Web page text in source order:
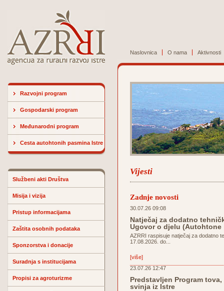
Naslovnica O nama Aktivnosti
Razvojni program
Gospodarski program
Međunarodni program
Cesta autohtonih pasmina Istre
Službeni akti Društva
Misija i vizija
Pristup informacijama
Zaštita osobnih podataka
Sponzorstva i donacije
Suradnja s institucijama
Propisi za agroturizme
Vijesti
Zadnje novosti
30.07.26 09:08
Natječaj za dodatno
Ugovor o djelu (Autohtone
AZRRI raspisuje natječaj za dodatno
17.08.2026. do...
[više]
23.07.26 12:47
Predstavljen Program
svinja iz Istre